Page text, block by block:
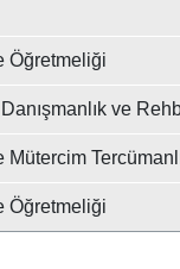
Öğretmeliği
ve
Mütercim
Öğretmeliği